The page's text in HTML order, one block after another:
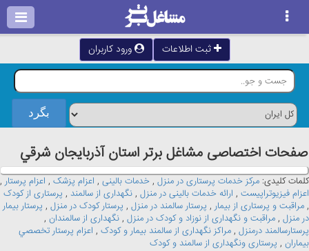
ثبت اطلاعات ورود کاربران
صفحات اختصاصی مشاغل برتر استان آذربايجان شرقي
کلمات کلیدی: مرکز خدمات پرستاری در منزل , خدمات بالینی , اعزام پزشک , اعزام پرستار ,
اعزام فیزیوتراپیست , ارائه خدمات بالینی در منزل , نگهداری از سالمند , پرستاری از کودک
, مراقبت و پرستاری از بیمار , پرستار سالمند در منزل , پرستار کودک در منزل , پرستار بیمار
در منزل , مراقبت و نگهداری از نوزاد و کودک در منزل , نگهداری از سالمندان ,
پرستارسالمند درمنزل , مراکز نگهداری از سالمند بیمار و کودک , اعزام پرستار تخصصي
بيماران , پرستاری ونگهداری از سالمند و کودک